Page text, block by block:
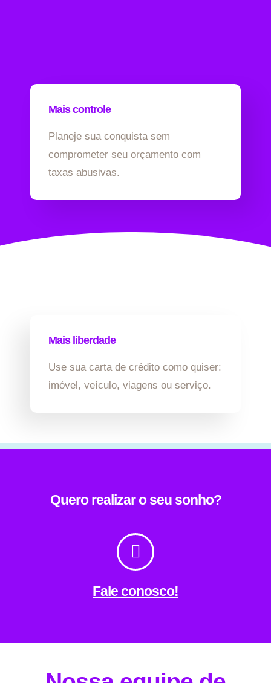
Mais controle
Planeje sua conquista sem
comprometer seu orçamento com
taxas abusivas.
Mais liberdade
Use sua carta de crédito como quiser:
imóvel, veículo, viagens ou serviço.
Quero realizar o seu sonho?
Fale conosco!